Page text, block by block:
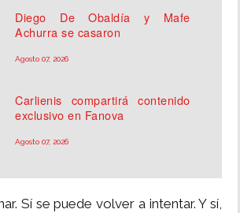
Diego De Obaldía y Mafe
Achurra se casaron
Agosto 07, 2026
Carlienis compartirá contenido
exclusivo en Fanova
Agosto 07, 2026
Sí se puede volver a intentar. Y sí,